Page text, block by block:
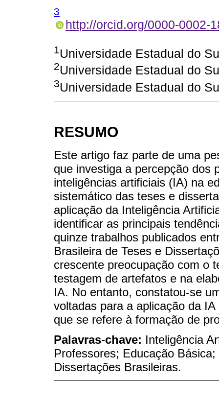
3
http://orcid.org/0000-0002-
1Universidade Estadual do
2Universidade Estadual do
3Universidade Estadual do
RESUMO
Este artigo faz parte de uma
que investiga a percepção dos
inteligências artificiais (IA) na
sistemático das teses e
aplicação da Inteligência
identificar as principais
quinze trabalhos publicados
Brasileira de Teses e
crescente preocupação com o
testagem de artefatos e na
IA. No entanto, constatou-se
voltadas para a aplicação da
que se refere à formação de
Palavras-chave: Inteligência
Professores; Educação
Dissertações Brasileiras.